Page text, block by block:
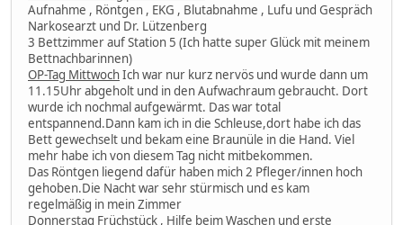
Aufnahme , Röntgen , EKG , Blutabnahme , Lufu und Gespräch
Narkosearzt und Dr. Lützenberg
3 Bettzimmer auf Station 5 (Ich hatte super Glück mit meinem
Bettnachbarinnen)
OP-Tag MittwochIch war nur kurz nervös und wurde dann um
11.15Uhr abgeholt und in den Aufwachraum gebraucht. Dort
wurde ich nochmal aufgewärmt. Das war total
entspannend.Dann kam ich in die Schleuse,dort habe ich das
Bett gewechselt und bekam eine Braunüle in die Hand. Viel
mehr habe ich von diesem Tag nicht mitbekommen.
Das Röntgen liegend dafür haben mich 2 Pfleger/innen hoch
gehoben.Die Nacht war sehr stürmisch und es kam
regelmäßig in mein Zimmer
Donnerstag Früchstück , Hilfe beim Waschen und erste